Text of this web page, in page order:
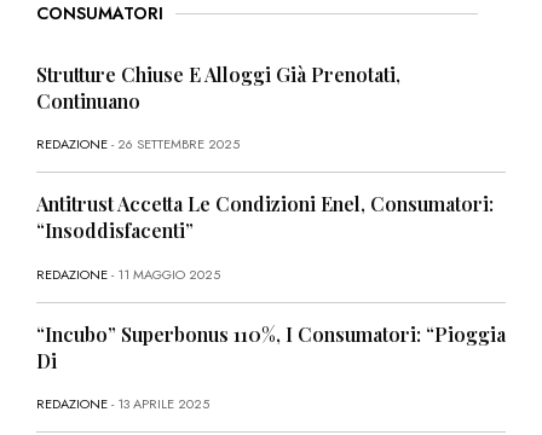
CONSUMATORI
Strutture Chiuse E Alloggi Già Prenotati,
Continuano
REDAZIONE- 26 SETTEMBRE 2025
Antitrust Accetta Le Condizioni Enel, Consumatori:
“Insoddisfacenti”
REDAZIONE- 11 MAGGIO 2025
“Incubo” Superbonus 110%, I Consumatori: “Pioggia
Di
REDAZIONE- 13 APRILE 2025